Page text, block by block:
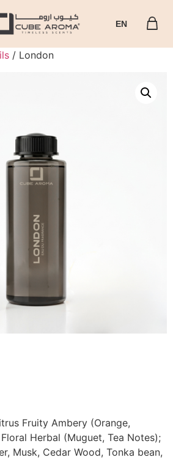
EN
/ London
Fruity Ambery (Orange,
Herbal (Muguet, Tea Notes);
Musk, Cedar Wood, Tonka bean,